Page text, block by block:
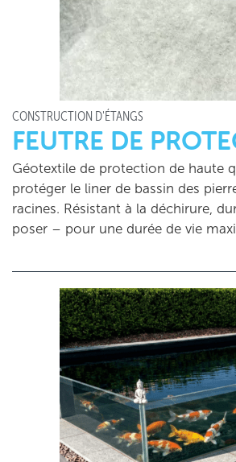
CONSTRUCTION D'ÉTANGS
FEUTRE DE
Géotextile de protection de haute
protéger le liner de bassin des
racines. Résistant à la déchirure,
poser – pour une durée de vie